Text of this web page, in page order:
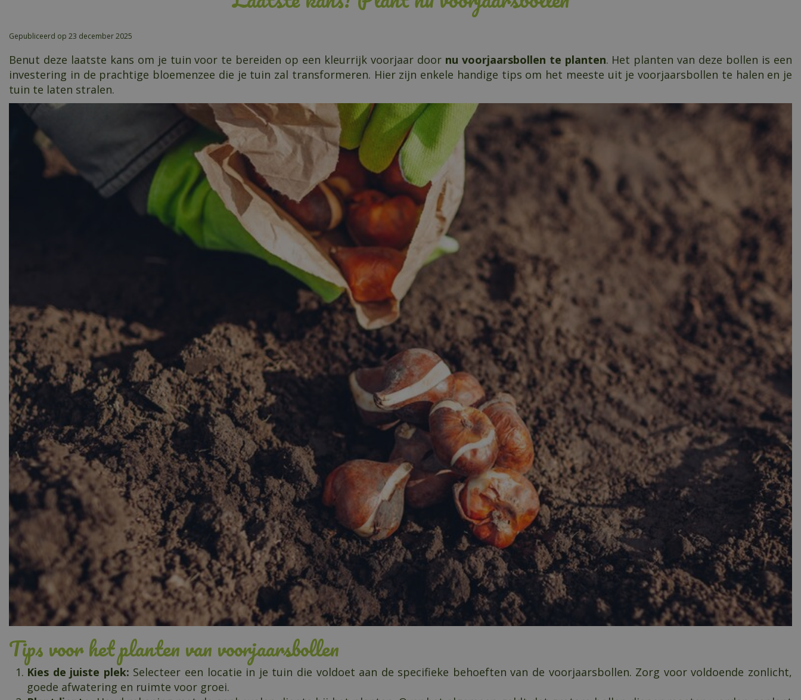
Gepubliceerd op 23 december 2025
Benut deze laatste kans om je tuin voor te bereiden op een kleurrijk voorjaar door nu voorjaarsbollen te planten. Het planten van deze bollen is een
investering in de prachtige bloemenzee die je tuin zal transformeren. Hier zijn enkele handige tips om het meeste uit je voorjaarsbollen te halen en je
tuin te laten stralen.
Tips voor het planten van voorjaarsbollen
Kies de juiste plek: Selecteer een locatie in je tuin die voldoet aan de specifieke behoeften van de voorjaarsbollen. Zorg voor voldoende zonlicht,
goede afwatering en ruimte voor groei.